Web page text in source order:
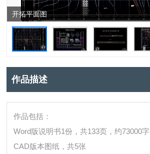
开拓平面图
作品描述
作品包括：
Word版说明书1份，共133页，约73000字
CAD版本图纸，共5张